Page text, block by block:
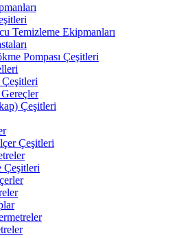
Temizleme Ekipmanları
Pompası Çeşitleri
Çeşitleri
Gereçler
Çeşitleri
Çeşitleri
Çeşitleri